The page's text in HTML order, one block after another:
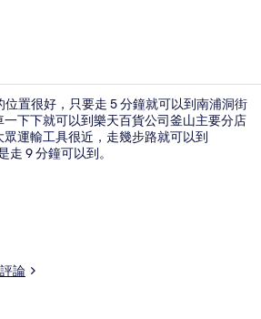
置很好，只要走 5 分鐘就可以到南浦洞街
下下就可以到樂天百貨公司釜山主要分店
運輸工具很近，走幾步路就可以到
9 分鐘可以到。
論